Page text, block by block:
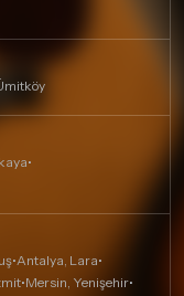
•
•Antalya, Lara•
•Mersin, Yenişehir•